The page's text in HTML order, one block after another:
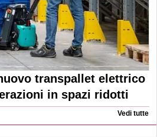
transpallet elettrico
in spazi ridotti
Vedi tutte